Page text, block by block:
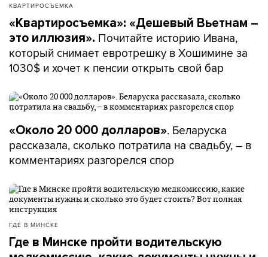
КВАРТИРОСЪЕМКА
«Квартиросъемка»: «Дешевый Вьетнам –
это иллюзия». Почитайте историю Ивана,
который снимает евротрешку в Хошимине за
1030$ и хочет к пенсии открыть свой бар
«Около 20 000 долларов». Беларуска
рассказала, сколько потратила на свадьбу, – в
комментариях разгорелся спор
ГДЕ В МИНСКЕ
Где в Минске пройти водительскую